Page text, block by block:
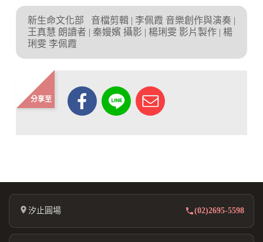
新生命文化部
音檔剪輯 | 李佩霞 音樂創作與演奏 |
王真慧 朗讀者 | 秦嫚嬪 攝影 | 楊琍雯 影片製作 | 楊
琍雯 李佩霞
分享至
汐止圓場 (02)2695-5598